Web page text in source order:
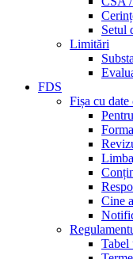
Setul
Limitări
FDS
Fișa cu date
Cine
Tabel